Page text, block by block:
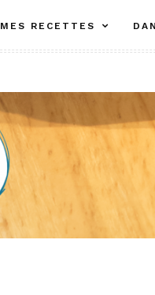
MES RECETTES